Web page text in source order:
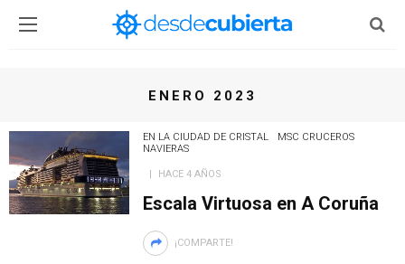
ENERO 2023
EN LA CIUDAD DE CRISTAL
MSC CRUCEROS
NAVIERAS
HACE 4 AÑOS
Escala Virtuosa en A Coruña
¡COMPARTE!